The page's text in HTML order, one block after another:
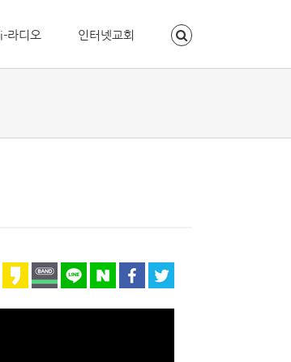
i-라디오 인터넷교회